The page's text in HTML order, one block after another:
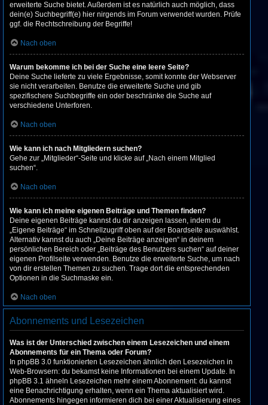
erweiterte Suche bietet. Außerdem ist es natürlich auch möglich, dass
dein(e) Suchbegriff(e) hier nirgends im Forum verwendet wurden. Prüfe
ggf. die Rechtschreibung der Begriffe!
Nach oben
Warum bekomme ich bei der Suche eine leere Seite?
Deine Suche lieferte zu viele Ergebnisse, somit konnte der Webserver
sie nicht verarbeiten. Benutze die erweiterte Suche und gib
spezifischere Suchbegriffe ein oder beschränke die Suche auf
verschiedene Unterforen.
Nach oben
Wie kann ich nach Mitgliedern suchen?
Gehe zur „Mitglieder“-Seite und klicke auf „Nach einem Mitglied
suchen“.
Nach oben
Wie kann ich meine eigenen Beiträge und Themen finden?
Deine eigenen Beiträge kannst du dir anzeigen lassen, indem du
„Eigene Beiträge“ im Schnellzugriff oben auf der Boardseite auswählst.
Alternativ kannst du auch „Deine Beiträge anzeigen“ in deinem
persönlichen Bereich oder „Beiträge des Benutzers suchen“ auf deiner
eigenen Profilseite verwenden. Benutze die erweiterte Suche, um nach
von dir erstellen Themen zu suchen. Trage dort die entsprechenden
Optionen in die Suchmaske ein.
Nach oben
Abonnements und Lesezeichen
Was ist der Unterschied zwischen einem Lesezeichen und einem
Abonnements für ein Thema oder Forum?
In phpBB 3.0 funktionierten Lesezeichen ähnlich den Lesezeichen in
Web-Browsern: du bekamst keine Informationen bei einem Update. In
phpBB 3.1 ähneln Lesezeichen mehr einem Abonnement: du kannst
eine Benachrichtigung erhalten, wenn ein Thema aktualisiert wird.
Abonnements hingegen informieren dich bei einer Aktualisierung eines